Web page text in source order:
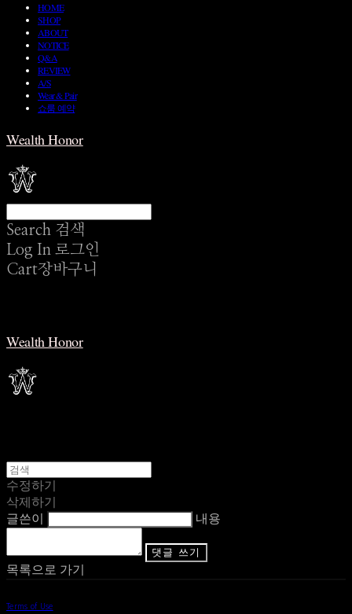
HOME
SHOP
ABOUT
NOTICE
Q&A
REVIEW
A/S
Wear & Pair
쇼룸 예약
Wealth Honor
Search 검색
Log In 로그인
Cart장바구니
Wealth Honor
수정하기
삭제하기
글쓴이
내용
댓글 쓰기
목록으로 가기
Terms of Use